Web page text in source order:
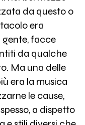
da questo o
era
facce
da qualche
Ma una delle
era la musica
le cause,
a dispetto